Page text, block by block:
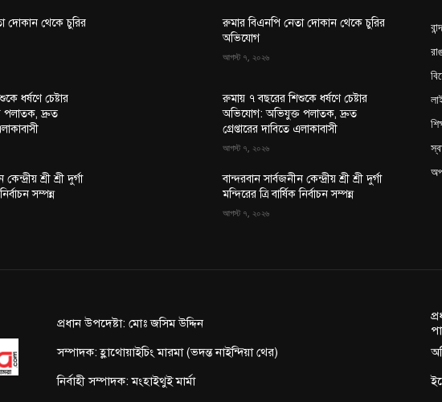
দোকান থেকে চুরির
ধর্ষণে চেষ্টার
পলাতক, দ্রুত
শ্রী শ্রী দুর্গা
সম্পন্ন
রুমার বিএনপি নেতা দোকান থেকে চুরির
অভিযোগ
আগস্ট ৭, ২০২৬
রুমায় ৭ বছরের শিশুকে ধর্ষণে চেষ্টার
অভিযোগ: অভিযুক্ত পলাতক, দ্রুত
গ্রেপ্তারের দাবিতে এলাকাবাসী
আগস্ট ৭, ২০২৬
বান্দরবান সার্বজনীন কেন্দ্রীয় শ্রী শ্রী দুর্গা
মন্দিরের ত্রি বার্ষিক নির্বাচন সম্পন্ন
আগস্ট ৭, ২০২৬
প্রধান উপদেষ্টা: মোঃ জসিম উদ্দিন
সম্পাদক: হ্লাথোয়াইচিং মারমা (ভদন্ত নাইন্দিয়া থের)
নির্বাহী সম্পাদক: মংহাইথুই মার্মা